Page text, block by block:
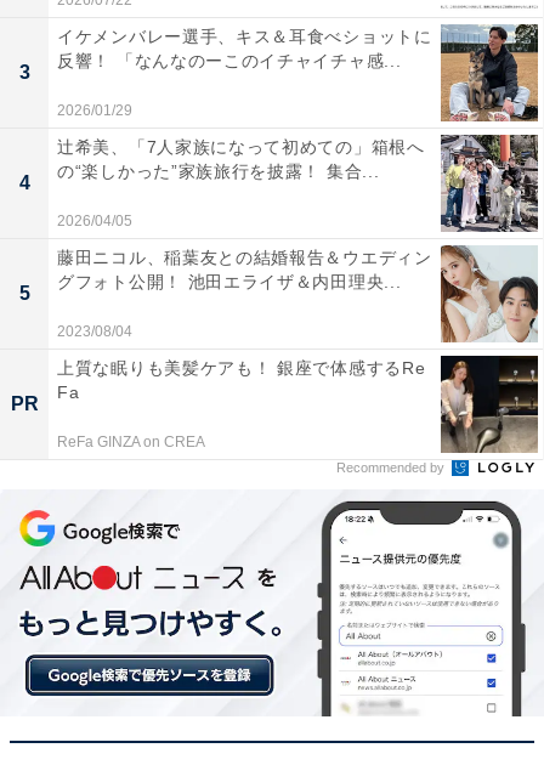
3
イケメンバレー選手、キス＆耳食べショットに
反響！ 「なんなのーこのイチャイチャ感...
2026/01/29
4
辻希美、「7人家族になって初めての」箱根へ
の“楽しかった”家族旅行を披露！ 集合...
2026/04/05
5
藤田ニコル、稲葉友との結婚報告＆ウエディン
グフォト公開！ 池田エライザ＆内田理央...
2023/08/04
PR
上質な眠りも美髪ケアも！ 銀座で体感するRe
Fa
ReFa GINZA on CREA
Recommended by